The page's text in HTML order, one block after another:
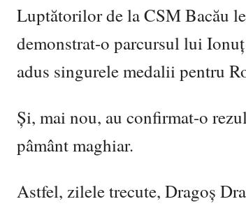
Luptătorilor de la CSM Bacău
demonstrat-o parcursul lui
adus singurele medalii pentru
Și, mai nou, au confirmat-o
pâmânt maghiar.
Astfel, zilele trecute, Dragoș